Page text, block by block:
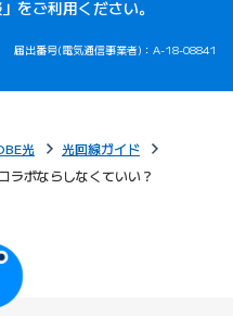
をご利用ください。
届出番号(電気通信事業者)：A-18-08841
光
光回線ガイド
ラボならしなくていい？